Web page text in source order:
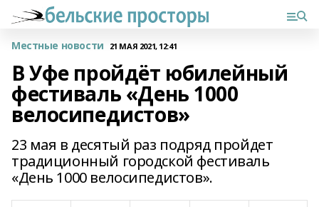
Местные новости 21 МАЯ 2021, 12:41
В Уфе пройдёт юбилейный
фестиваль «День 1000
велосипедистов»
23 мая в десятый раз подряд пройдет
традиционный городской фестиваль
«День 1000 велосипедистов».